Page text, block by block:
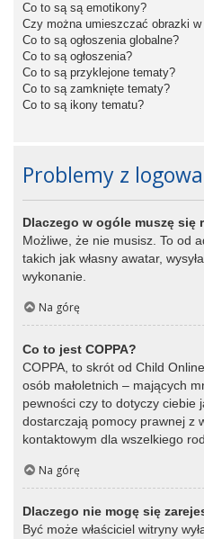
Co to są są emotikony?
Czy można umieszczać obrazki w
Co to są ogłoszenia globalne?
Co to są ogłoszenia?
Co to są przyklejone tematy?
Co to są zamknięte tematy?
Co to są ikony tematu?
Problemy z
Dlaczego w ogóle muszę się
Możliwe, że nie musisz. To od
takich jak własny awatar,
wykonanie.
Na górę
Co to jest COPPA?
COPPA, to skrót od Child
osób małoletnich – mających
pewności czy to dotyczy ciebie
dostarczają pomocy prawnej z
kontaktowym dla wszelkiego
Na górę
Dlaczego nie mogę się
Być może właściciel witryny